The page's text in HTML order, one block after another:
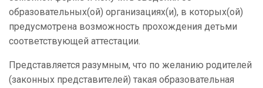
образовательных(ой) организациях(и), в которых(ой)
предусмотрена возможность прохождения детьми
соответствующей аттестации.
Представляется разумным, что по желанию родителей
(законных представителей) такая образовательная